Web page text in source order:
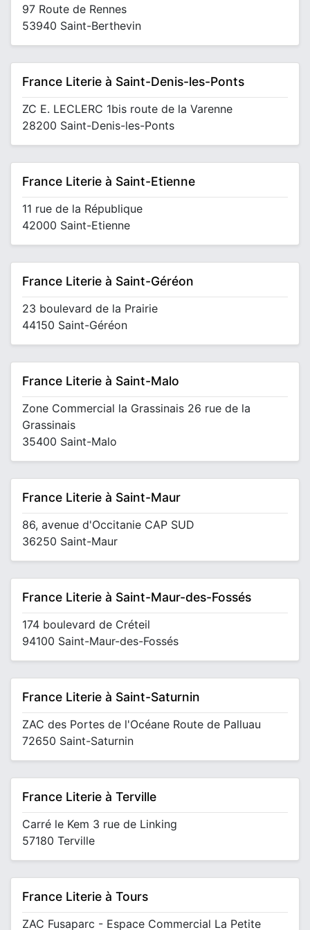
97 Route de Rennes
53940 Saint-Berthevin
France Literie à Saint-Denis-les-Ponts
ZC E. LECLERC 1bis route de la Varenne
28200 Saint-Denis-les-Ponts
France Literie à Saint-Etienne
11 rue de la République
42000 Saint-Etienne
France Literie à Saint-Géréon
23 boulevard de la Prairie
44150 Saint-Géréon
France Literie à Saint-Malo
Zone Commercial la Grassinais 26 rue de la
Grassinais
35400 Saint-Malo
France Literie à Saint-Maur
86, avenue d'Occitanie CAP SUD
36250 Saint-Maur
France Literie à Saint-Maur-des-Fossés
174 boulevard de Créteil
94100 Saint-Maur-des-Fossés
France Literie à Saint-Saturnin
ZAC des Portes de l'Océane Route de Palluau
72650 Saint-Saturnin
France Literie à Terville
Carré le Kem 3 rue de Linking
57180 Terville
France Literie à Tours
ZAC Fusaparc - Espace Commercial La Petite